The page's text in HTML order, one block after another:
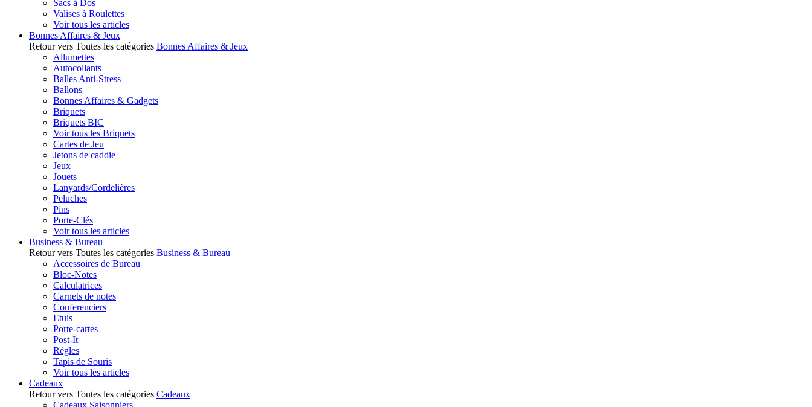
Sacs à Dos
Valises à Roulettes
Voir tous les articles
Bonnes Affaires & Jeux
Retour vers Toutes les catégories Bonnes Affaires & Jeux
Allumettes
Autocollants
Balles Anti-Stress
Ballons
Bonnes Affaires & Gadgets
Briquets
Briquets BIC
Voir tous les Briquets
Cartes de Jeu
Jetons de caddie
Jeux
Jouets
Lanyards/Cordelières
Peluches
Pins
Porte-Clés
Voir tous les articles
Business & Bureau
Retour vers Toutes les catégories Business & Bureau
Accessoires de Bureau
Bloc-Notes
Calculatrices
Carnets de notes
Conferenciers
Etuis
Porte-cartes
Post-It
Règles
Tapis de Souris
Voir tous les articles
Cadeaux
Retour vers Toutes les catégories Cadeaux
Cadeaux Saisonniers